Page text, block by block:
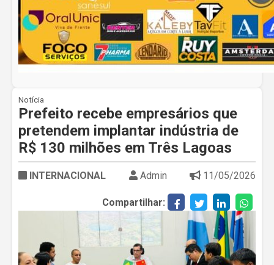
Notícia
Prefeito recebe empresários que
pretendem implantar indústria de
R$ 130 milhões em Três Lagoas
INTERNACIONAL Admin 11/05/2026
Compartilhar: